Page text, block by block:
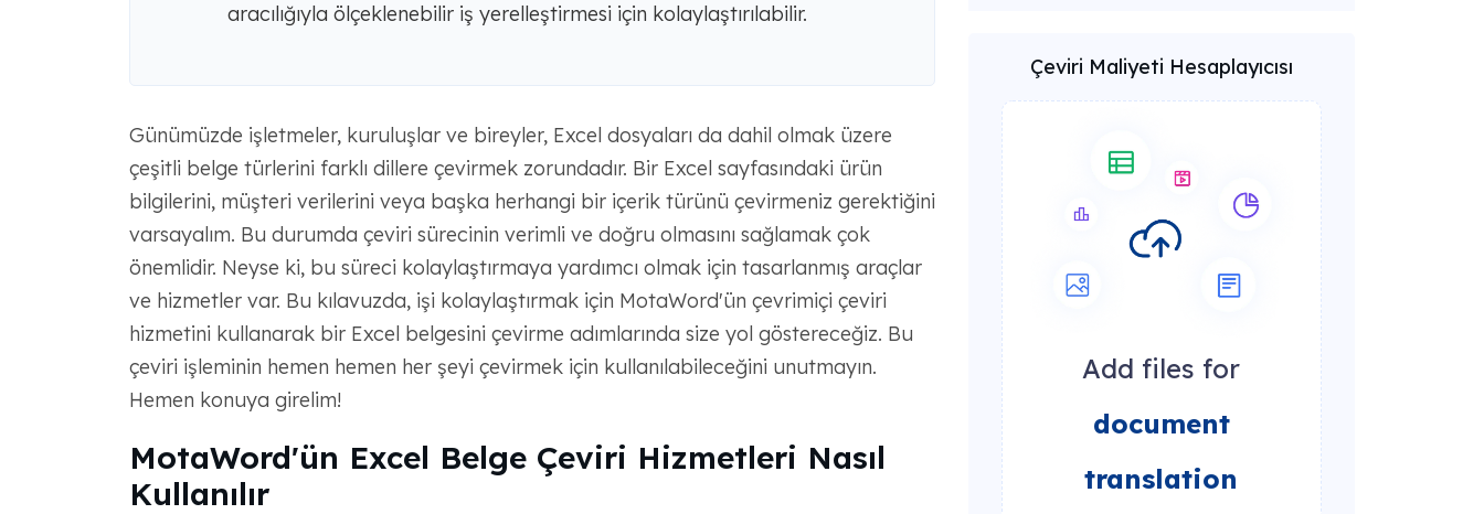
aracılığıyla ölçeklenebilir iş yerelleştirmesi için kolaylaştırılabilir.
Günümüzde işletmeler, kuruluşlar ve bireyler, Excel dosyaları da dahil olmak üzere
çeşitli belge türlerini farklı dillere çevirmek zorundadır. Bir Excel sayfasındaki ürün
bilgilerini, müşteri verilerini veya başka herhangi bir içerik türünü çevirmeniz gerektiğini
varsayalım. Bu durumda çeviri sürecinin verimli ve doğru olmasını sağlamak çok
önemlidir. Neyse ki, bu süreci kolaylaştırmaya yardımcı olmak için tasarlanmış araçlar
ve hizmetler var. Bu kılavuzda, işi kolaylaştırmak için MotaWord'ün çevrimiçi çeviri
hizmetini kullanarak bir Excel belgesini çevirme adımlarında size yol göstereceğiz. Bu
çeviri işleminin hemen hemen her şeyi çevirmek için kullanılabileceğini unutmayın.
Hemen konuya girelim!
MotaWord'ün Excel Belge Çeviri Hizmetleri Nasıl
Kullanılır
Çeviri Maliyeti Hesaplayıcısı
Add files for
document
translation